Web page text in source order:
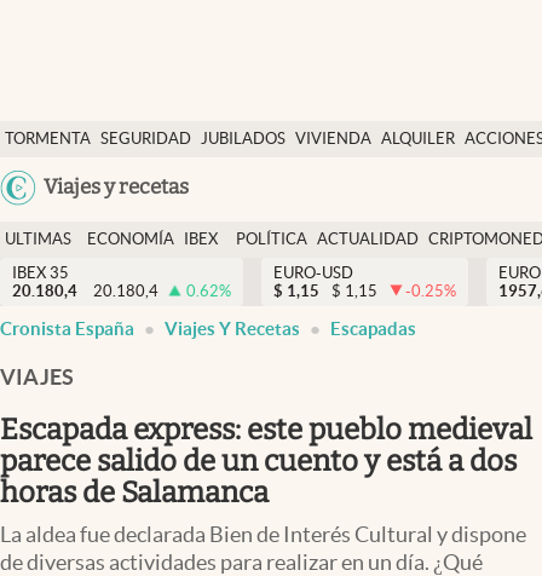
TORMENTA SEGURIDAD JUBILADOS VIVIENDA ALQUILER
Viajes y recetas
Economía y finanzas
Política
Actualidad
Criptomonedas
España
ULTIMAS
NOTICIAS
ECONOMÍA
FINANZAS
IBEX
EURO
POLÍTICA ACTUALIDAD
IBEX 35
20.180,4
20.180,4 0.62%
EURO-USD
$ 1,15 $ 1,15 -0.25%
Cronista España Viajes Y Recetas Escapadas
VIAJES
Escapada express: este pueblo medieval
parece salido de un cuento y está a dos
horas de Salamanca
La aldea fue declarada Bien de Interés Cultural y dispone
de diversas actividades para realizar en un día. ¿Qué